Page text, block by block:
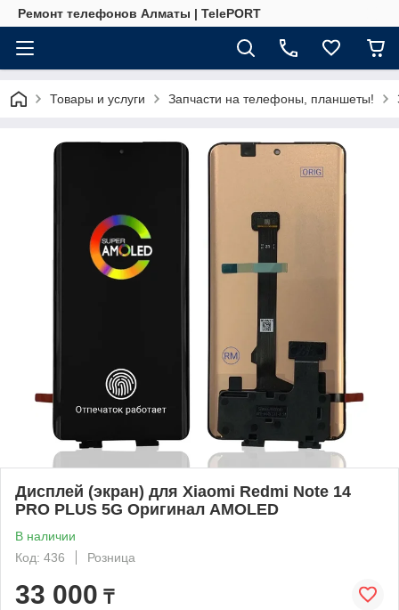
Ремонт телефонов Алматы | TelePORT
Товары и услуги Запчасти на телефоны, планшеты!
Дисплей (экран) для Xiaomi Redmi Note 14
PRO PLUS 5G Оригинал AMOLED
В наличии
Код: 436
Розница
33 000 ₸